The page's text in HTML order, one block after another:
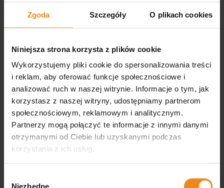
Zgoda Szczegóły O plikach cookies
Niniejsza strona korzysta z plików cookie
Wykorzystujemy pliki cookie do spersonalizowania treści
i reklam, aby oferować funkcje społecznościowe i
analizować ruch w naszej witrynie. Informacje o tym, jak
korzystasz z naszej witryny, udostępniamy partnerom
społecznościowym, reklamowym i analitycznym.
Partnerzy mogą połączyć te informacje z innymi danymi
otrzymanymi od Ciebie lub uzyskanymi podczas
korzystania z ich usług.
Niezbędne
Nożyczki Easy Cut OPAL
dwustr.degażówki 32 ząbki
249,90 zł
zawiera 23.00% VAT, bez
kosztów dostawy
DO KOSZYKA
Nożyczki Easy Cut
RAINBOW proste 7 cali 440
224,90 zł
zawiera 23% VAT, bez kosztów
dostawy
DO KOSZYKA